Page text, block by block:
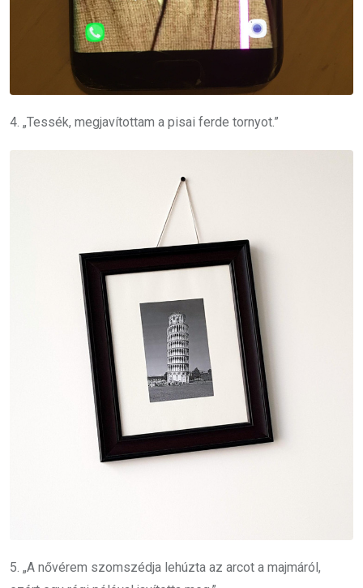
4. „Tessék, megjavítottam a pisai ferde tornyot.”
5. „A nővérem szomszédja lehúzta az arcot a majmáról,